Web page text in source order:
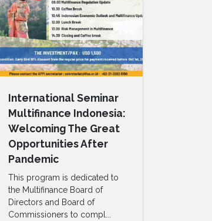
International Seminar
Multifinance Indonesia:
Welcoming The Great
Opportunities After
Pandemic
This program is dedicated to
the Multifinance Board of
Directors and Board of
Commissioners to compl...